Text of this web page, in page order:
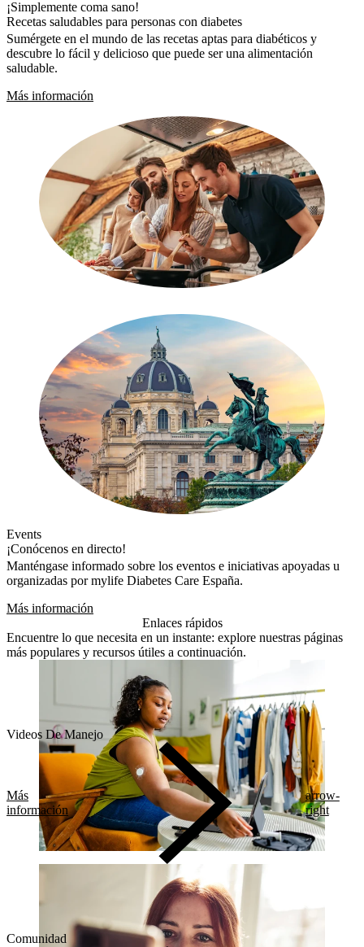
¡Simplemente coma sano!
Recetas saludables para personas con diabetes
Sumérgete en el mundo de las recetas aptas para diabéticos y
descubre lo fácil y delicioso que puede ser una alimentación
saludable.
Más información
Events
¡Conócenos en directo!
Manténgase informado sobre los eventos e iniciativas apoyadas u
organizadas por mylife Diabetes Care España.
Más información
Enlaces rápidos
Encuentre lo que necesita en un instante: explore nuestras páginas
más populares y recursos útiles a continuación.
Videos De Manejo
Más
información
arrow-
right
Comunidad